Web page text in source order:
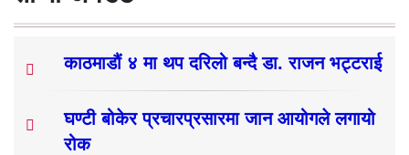
काठमाडौं ४ मा थप दरिलो बन्दै डा. राजन भट्टराई
घण्टी बोकेर प्रचारप्रसारमा जान आयोगले लगायो
रोक